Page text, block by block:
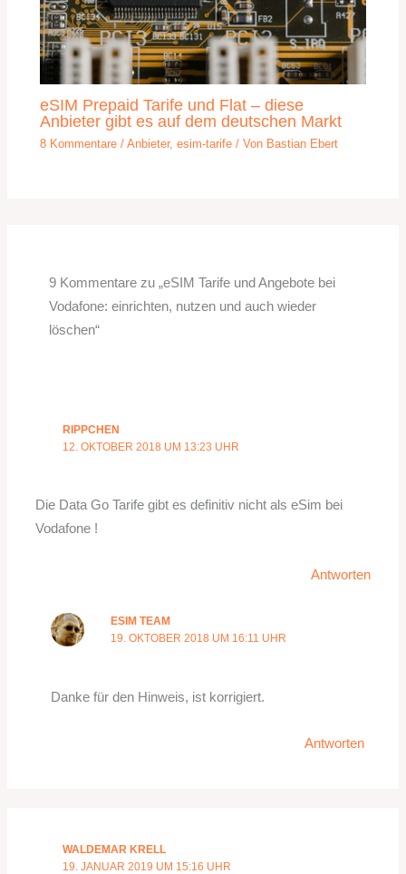
eSIM Prepaid Tarife und Flat – diese
Anbieter gibt es auf dem deutschen Markt
8 Kommentare /Anbieter,esim-tarife / Von Bastian Ebert
9 Kommentare zu „eSIM Tarife und Angebote bei
Vodafone: einrichten, nutzen und auch wieder
löschen“
RIPPCHEN
12. OKTOBER 2018 UM 13:23 UHR
Die Data Go Tarife gibt es definitiv nicht als eSim bei
Vodafone !
Antworten
ESIM TEAM
19. OKTOBER 2018 UM 16:11 UHR
Danke für den Hinweis, ist korrigiert.
Antworten
WALDEMAR KRELL
19. JANUAR 2019 UM 15:16 UHR